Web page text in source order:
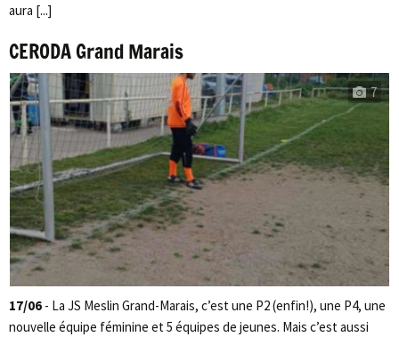
aura [...]
CERODA Grand Marais
7
17/06 - La JS Meslin Grand-Marais, c’est une P2 (enfin!), une P4, une
nouvelle équipe féminine et 5 équipes de jeunes. Mais c’est aussi